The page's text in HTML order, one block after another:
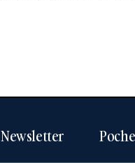
Newsletter